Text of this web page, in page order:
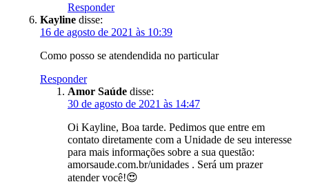
Responder
Kayline disse:
16 de agosto de 2021 às 10:39
Como posso se atendendida no particular
Responder
Amor Saúde disse:
30 de agosto de 2021 às 14:47
Oi Kayline, Boa tarde. Pedimos que entre em
contato diretamente com a Unidade de seu interesse
para mais informações sobre a sua questão:
amorsaude.com.br/unidades . Será um prazer
atender você!😍